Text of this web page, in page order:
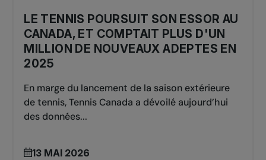
LE TENNIS POURSUIT SON ESSOR AU
CANADA, ET COMPTAIT PLUS D'UN
MILLION DE NOUVEAUX ADEPTES EN
2025
En marge du lancement de la saison extérieure
de tennis, Tennis Canada a dévoilé aujourd’hui
des données...
13 MAI 2026